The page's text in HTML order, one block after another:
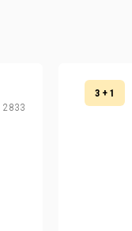
2833
3 + 1